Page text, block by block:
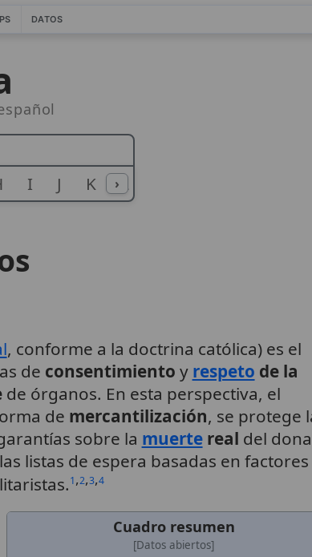
DATOS
I J K L
›
, conforme a la doctrina católica) es el
de consentimiento y respeto de la
de órganos. En esta perspectiva, el
de mercantilización, se protege
sobre la muertereal del
listas de espera basadas en factores
1,2,3,4
Cuadro resumen
[Datos abiertos]